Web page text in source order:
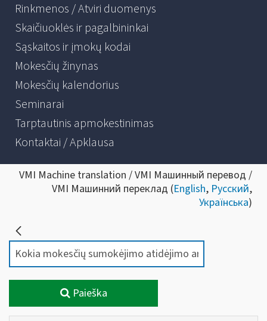
Rinkmenos / Atviri duomenys
Skaičiuoklės ir pagalbininkai
Sąskaitos ir įmokų kodai
Mokesčių žinynas
Mokesčių kalendorius
Seminarai
Tarptautinis apmokestinimas
Kontaktai / Apklausa
VMI Machine translation / VMI Машинный перевод /
VMI Машинний переклад (English, Русский,
Українська)
Paieška